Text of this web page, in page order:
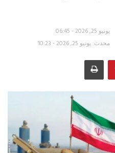
يونيو 25, 2026 - 06:45
محدث: يونيو 25, 2026 - 10:23